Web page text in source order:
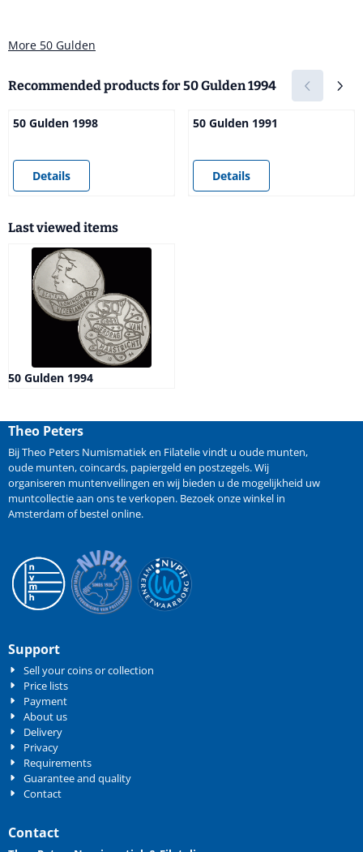
More 50 Gulden
Recommended products for50 Gulden 1994
50 Gulden 1998
Price not visible
Details
50 Gulden 1991
Price not visible
Details
Last viewed items
50 Gulden 1994
Theo Peters
Bij Theo Peters Numismatiek en Filatelie vindt u oude munten,
oude munten,coincards, papiergeld en postzegels. Wij
organiseren muntenveilingen en wij bieden u de mogelijkheid uw
muntcollectie aan ons te verkopen. Bezoek onze winkel in
Amsterdam of bestel online.
Support
Sell your coins or collection
Price lists
Payment
About us
Delivery
Privacy
Requirements
Guarantee and quality
Contact
Contact